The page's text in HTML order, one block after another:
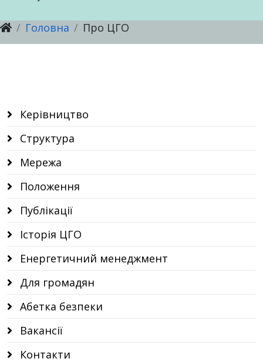
Новини
Послуги
Послуги
Настанови, методичні рекомендації
Головна Про ЦГО
Керівництво
Структура
Мережа
Положення
Публікації
Історія ЦГО
Енергетичний менеджмент
Для громадян
Абетка безпеки
Вакансії
Контакти